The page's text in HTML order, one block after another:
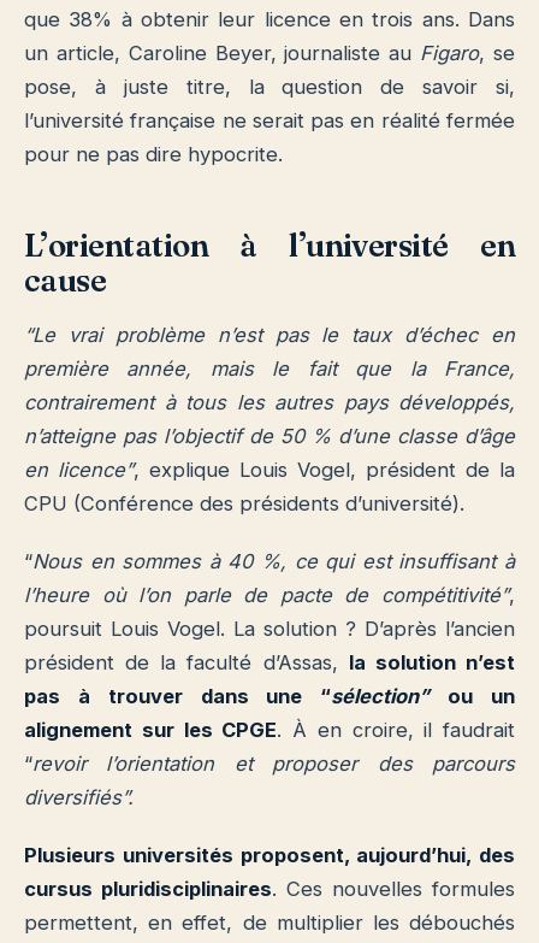
que 38% à obtenir leur licence en trois ans. Dans
un article, Caroline Beyer, journaliste au Figaro, se
pose, à juste titre, la question de savoir si,
l’université française ne serait pas en réalité fermée
pour ne pas dire hypocrite.
L’orientation à l’université en
cause
“Le vrai problème n’est pas le taux d’échec en
première année, mais le fait que la France,
contrairement à tous les autres pays développés,
n’atteigne pas l’objectif de 50 % d’une classe d’âge
en licence”, explique Louis Vogel, président de la
CPU (Conférence des présidents d’université).
“Nous en sommes à 40 %, ce qui est insuffisant à
l’heure où l’on parle de pacte de compétitivité”,
poursuit Louis Vogel. La solution ? D’après l’ancien
président de la faculté d’Assas, la solution n’est
pas à trouver dans une “sélection” ou un
alignement sur les CPGE. À en croire, il faudrait
“revoir l’orientation et proposer des parcours
diversifiés”.
Plusieurs universités proposent, aujourd’hui, des
cursus pluridisciplinaires. Ces nouvelles formules
permettent, en effet, de multiplier les débouchés